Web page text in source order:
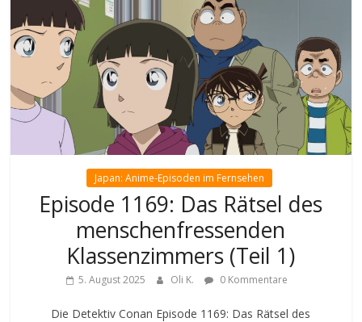
Japan: Anime-Episoden im Fernsehen
Episode 1169: Das Rätsel des
menschenfressenden
Klassenzimmers (Teil 1)
5. August 2025 Oli K. 0 Kommentare
Die Detektiv Conan Episode 1169: Das Rätsel des